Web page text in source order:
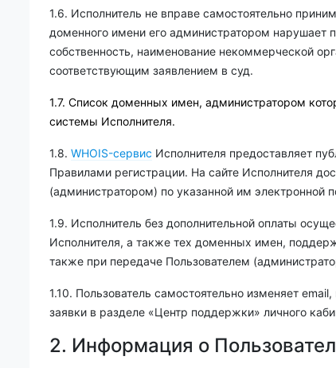
1.6. Исполнитель не вправе самостоятельно
доменного имени его администратором нарушает
собственность, наименование некоммерческой
соответствующим заявлением в суд.
1.7. Список доменных имен, администратором
системы Исполнителя.
1.8. WHOIS-сервис Исполнителя предоставляет
Правилами регистрации. На сайте Исполнителя
(администратором) по указанной им электронной
1.9. Исполнитель без дополнительной оплаты
Исполнителя, а также тех доменных имен,
также при передаче Пользователем
1.10. Пользователь самостоятельно изменяет
заявки в разделе «Центр поддержки» личного
2. Информация о